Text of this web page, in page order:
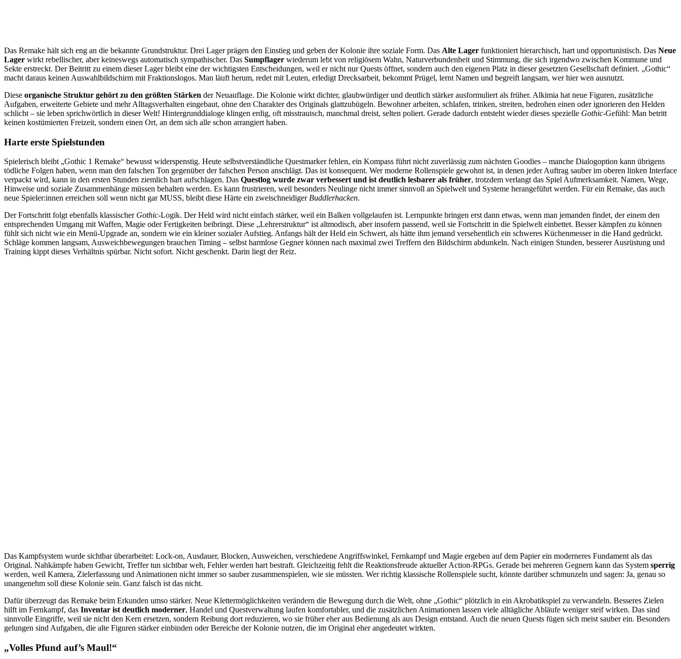
Das Remake hält sich eng an die bekannte Grundstruktur. Drei Lager prägen den Einstieg und geben der Kolonie ihre soziale Form. Das Alte Lager funktioniert hierarchisch, hart und opportunistisch. Das Neue
Lager wirkt rebellischer, aber keineswegs automatisch sympathischer. Das Sumpflager wiederum lebt von religiösem Wahn, Naturverbundenheit und Stimmung, die sich irgendwo zwischen Kommune und
Sekte erstreckt. Der Beitritt zu einem dieser Lager bleibt eine der wichtigsten Entscheidungen, weil er nicht nur Quests öffnet, sondern auch den eigenen Platz in dieser gesetzten Gesellschaft definiert. „Gothic“
macht daraus keinen Auswahlbildschirm mit Fraktionslogos. Man läuft herum, redet mit Leuten, erledigt Drecksarbeit, bekommt Prügel, lernt Namen und begreift langsam, wer hier wen ausnutzt.
Diese organische Struktur gehört zu den größten Stärken der Neuauflage. Die Kolonie wirkt dichter, glaubwürdiger und deutlich stärker ausformuliert als früher. Alkimia hat neue Figuren, zusätzliche
Aufgaben, erweiterte Gebiete und mehr Alltagsverhalten eingebaut, ohne den Charakter des Originals glattzubügeln. Bewohner arbeiten, schlafen, trinken, streiten, bedrohen einen oder ignorieren den Helden
schlicht – sie leben sprichwörtlich in dieser Welt! Hintergrunddialoge klingen erdig, oft misstrauisch, manchmal dreist, selten poliert. Gerade dadurch entsteht wieder dieses spezielle Gothic-Gefühl: Man betritt
keinen kostümierten Freizeit, sondern einen Ort, an dem sich alle schon arrangiert haben.
Harte erste Spielstunden
Spielerisch bleibt „Gothic 1 Remake“ bewusst widerspenstig. Heute selbstverständliche Questmarker fehlen, ein Kompass führt nicht zuverlässig zum nächsten Goodies – manche Dialogoption kann übrigens
tödliche Folgen haben, wenn man den falschen Ton gegenüber der falschen Person anschlägt. Das ist konsequent. Wer moderne Rollenspiele gewohnt ist, in denen jeder Auftrag sauber im oberen linken Interface
verpackt wird, kann in den ersten Stunden ziemlich hart aufschlagen. Das Questlog wurde zwar verbessert und ist deutlich lesbarer als früher, trotzdem verlangt das Spiel Aufmerksamkeit. Namen, Wege,
Hinweise und soziale Zusammenhänge müssen behalten werden. Es kann frustrieren, weil besonders Neulinge nicht immer sinnvoll an Spielwelt und Systeme herangeführt werden. Für ein Remake, das auch
neue Spieler:innen erreichen soll wenn nicht gar MUSS, bleibt diese Härte ein zweischneidiger Buddlerhacken.
Der Fortschritt folgt ebenfalls klassischer Gothic-Logik. Der Held wird nicht einfach stärker, weil ein Balken vollgelaufen ist. Lernpunkte bringen erst dann etwas, wenn man jemanden findet, der einem den
entsprechenden Umgang mit Waffen, Magie oder Fertigkeiten beibringt. Diese „Lehrerstruktur“ ist altmodisch, aber insofern passend, weil sie Fortschritt in die Spielwelt einbettet. Besser kämpfen zu können
fühlt sich nicht wie ein Menü-Upgrade an, sondern wie ein kleiner sozialer Aufstieg. Anfangs hält der Held ein Schwert, als hätte ihm jemand versehentlich ein schweres Küchenmesser in die Hand gedrückt.
Schläge kommen langsam, Ausweichbewegungen brauchen Timing – selbst harmlose Gegner können nach maximal zwei Treffern den Bildschirm abdunkeln. Nach einigen Stunden, besserer Ausrüstung und
Training kippt dieses Verhältnis spürbar. Nicht sofort. Nicht geschenkt. Darin liegt der Reiz.
Das Kampfsystem wurde sichtbar überarbeitet: Lock-on, Ausdauer, Blocken, Ausweichen, verschiedene Angriffswinkel, Fernkampf und Magie ergeben auf dem Papier ein moderneres Fundament als das
Original. Nahkämpfe haben Gewicht, Treffer tun sichtbar weh, Fehler werden hart bestraft. Gleichzeitig fehlt die Reaktionsfreude aktueller Action-RPGs. Gerade bei mehreren Gegnern kann das System sperrig
werden, weil Kamera, Zielerfassung und Animationen nicht immer so sauber zusammenspielen, wie sie müssten. Wer richtig klassische Rollenspiele sucht, könnte darüber schmunzeln und sagen: Ja, genau so
unangenehm soll diese Kolonie sein. Ganz falsch ist das nicht.
Dafür überzeugt das Remake beim Erkunden umso stärker. Neue Klettermöglichkeiten verändern die Bewegung durch die Welt, ohne „Gothic“ plötzlich in ein Akrobatikspiel zu verwandeln. Besseres Zielen
hilft im Fernkampf, das Inventar ist deutlich moderner, Handel und Questverwaltung laufen komfortabler, und die zusätzlichen Animationen lassen viele alltägliche Abläufe weniger steif wirken. Das sind
sinnvolle Eingriffe, weil sie nicht den Kern ersetzen, sondern Reibung dort reduzieren, wo sie früher eher aus Bedienung als aus Design entstand. Auch die neuen Quests fügen sich meist sauber ein. Besonders
gelungen sind Aufgaben, die alte Figuren stärker einbinden oder Bereiche der Kolonie nutzen, die im Original eher angedeutet wirkten.
„Volles Pfund auf’s Maul!“